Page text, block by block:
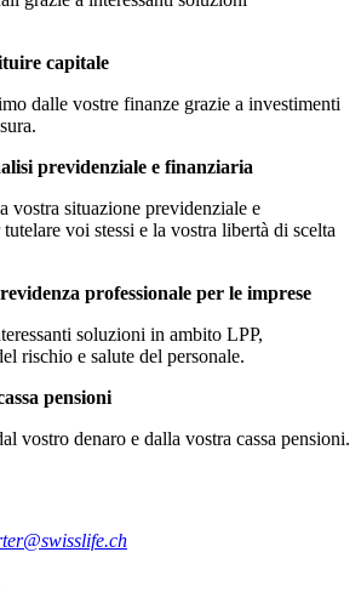
capitale
dalle vostre finanze grazie a investimenti
previdenziale e finanziaria
vostra situazione previdenziale e
voi stessi e la vostra libertà di scelta
professionale per le imprese
soluzioni in ambito LPP,
rischio e salute del personale.
pensioni
vostro denaro e dalla vostra cassa pensioni.